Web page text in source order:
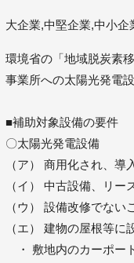
大企業,中堅企業,中小企
環境省の「地域脱炭素
事業所への太陽光発電
■補助対象設備の要件
〇太陽光発電設備
（ア） 商用化され、導
（イ） 中古設備、リー
（ウ） 設備改修でない
（エ） 建物の屋根等に
・ 敷地内のカーポー